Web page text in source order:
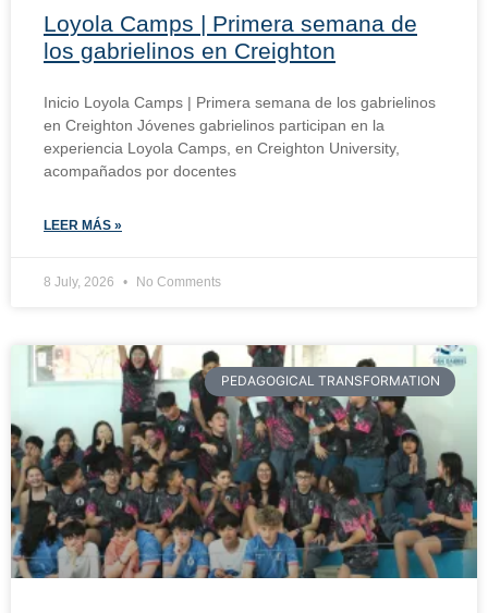
Loyola Camps | Primera semana de
los gabrielinos en Creighton
Inicio Loyola Camps | Primera semana de los gabrielinos
en Creighton Jóvenes gabrielinos participan en la
experiencia Loyola Camps, en Creighton University,
acompañados por docentes
LEER MÁS »
8 July, 2026 No Comments
PEDAGOGICAL TRANSFORMATION